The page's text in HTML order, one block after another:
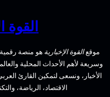
القوة
القوة الإخباريةهو منصة رقمية
لأهم الأحداث المحلية والعالمية.
ونسعى لتمكين القارئ العربي
الاقتصاد، الرياضة،